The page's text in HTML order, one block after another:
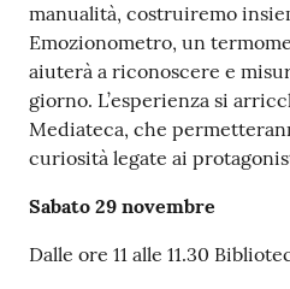
manualità, costruiremo
Emozionometro, un
aiuterà a riconoscere e
giorno. L’esperienza si
Mediateca, che
curiosità legate ai
Sabato 29 novembre
Dalle ore 11 alle 11.30